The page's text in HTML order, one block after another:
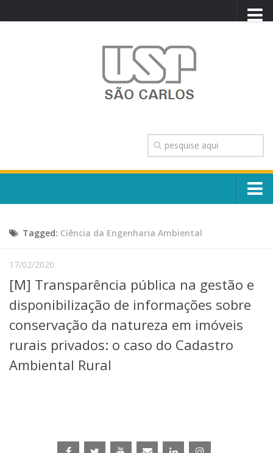
TRANSPARÊNCIA
OUVIDORIA
CONTATO
Escola, Institutos e Órgãos
Núcleos e Comissões
Telefones e Mapas
Pessoas
Ensino
Graduação
Pós-Graduação
Educação a distância
Cursos de Extensão
Iniciação Científica
Tagged: Ciência da Engenharia Ambiental
17/02/2020
[M] Transparência pública na gestão e
disponibilização de informações sobre
conservação da natureza em imóveis
rurais privados: o caso do Cadastro
Ambiental Rural